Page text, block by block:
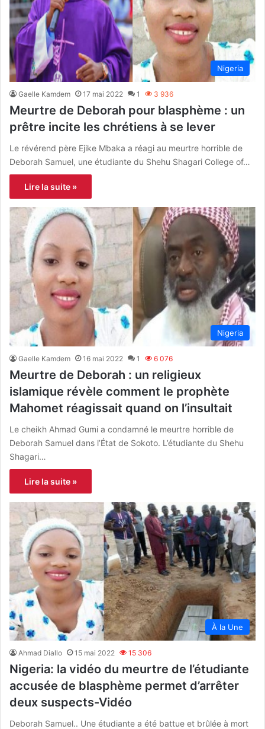
Nigeria
Gaelle Kamdem 17 mai 2022 1 3 936
Meurtre de Deborah pour blasphème : un
prêtre incite les chrétiens à se lever
Le révérend père Ejike Mbaka a réagi au meurtre horrible de
Deborah Samuel, une étudiante du Shehu Shagari College of…
Lire la suite »
Nigeria
Gaelle Kamdem 16 mai 2022 1 6 076
Meurtre de Deborah : un religieux
islamique révèle comment le prophète
Mahomet réagissait quand on l’insultait
Le cheikh Ahmad Gumi a condamné le meurtre horrible de
Deborah Samuel dans l’État de Sokoto. L’étudiante du Shehu
Shagari…
Lire la suite »
À la Une
Ahmad Diallo 15 mai 2022 15 306
Nigeria: la vidéo du meurtre de l’étudiante
accusée de blasphème permet d’arrêter
deux suspects-Vidéo
Deborah Samuel.. Une étudiante a été battue et brûlée à mort